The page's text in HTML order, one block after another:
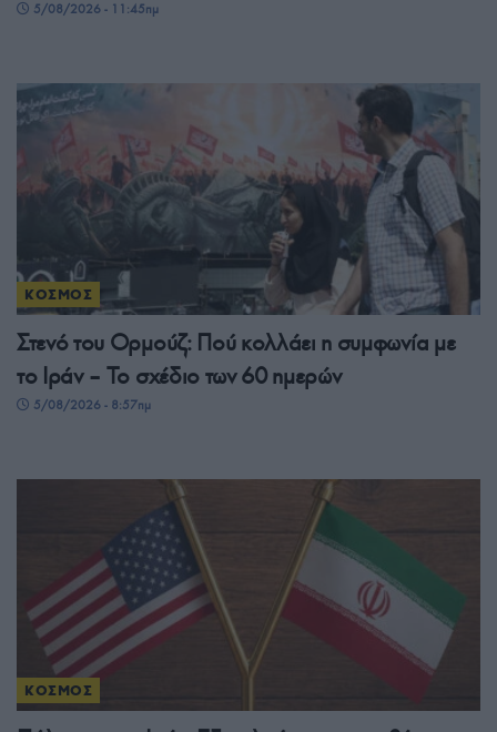
5/08/2026 - 11:45πμ
ΚΟΣΜΟΣ
Στενό του Ορμούζ: Πού κολλάει η συμφωνία με
το Ιράν – Το σχέδιο των 60 ημερών
5/08/2026 - 8:57πμ
ΚΟΣΜΟΣ